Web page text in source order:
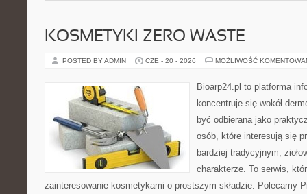
KOSMETYKI ZERO WASTE
POSTED BY ADMIN CZE - 20 - 2026 MOŻLIWOŚĆ
Bioarp24.pl to platforma
koncentruje się wokół
być odbierana jako
osób, które interesują się
bardziej tradycyjnym,
charakterze. To serwis,
zainteresowanie kosmetykami o prostszym składzie. Polecamy